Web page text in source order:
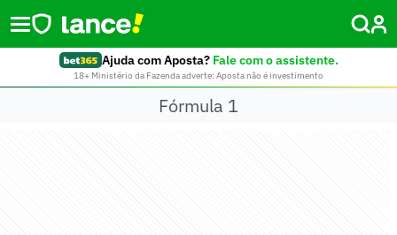
Ajuda com Aposta? Fale com o assistente.
18+ Ministério da Fazenda adverte: Aposta não é investimento
Fórmula 1